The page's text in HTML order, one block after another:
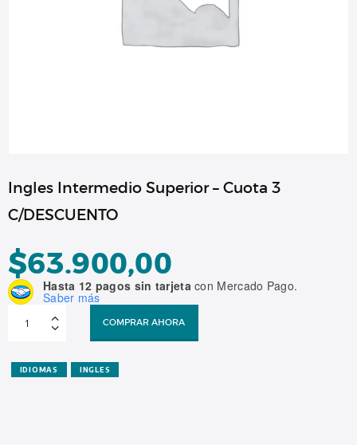
Ingles Intermedio Superior – Cuota 3
C/DESCUENTO
$63.900,00
Hasta 12 pagos sin tarjetacon Mercado Pago.
Saber más
Intermedio
Superior
3
C/DESCUENTO
COMPRAR AHORA
IDIOMAS INGLES